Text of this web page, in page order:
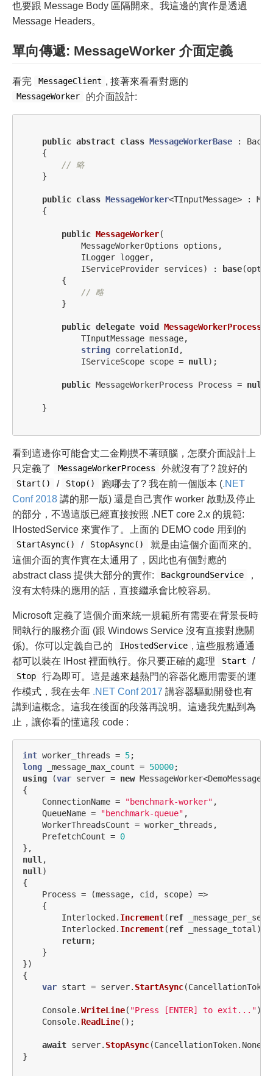
也要跟 Message Body 區隔開來。我這邊的實作是透過
Message Headers。
單向傳遞: MessageWorker 介面定義
看完 MessageClient , 接著來看看對應的
MessageWorker 的介面設計:
public abstract class MessageWorkerBase :
{
// 略
}
public class MessageWorker<TInputMessage> :
{
public MessageWorker(
MessageWorkerOptions
options ,
ILogger logger,
IServiceProvider services) : base(
{
// 略
}
public delegate void MessageWorkerProcess
TInputMessage message,
string correlationId,
IServiceScope scope = null );
public MessageWorkerProcess Process = null
}
看到這邊你可能會丈二金剛摸不著頭腦，怎麼介面設計上
只定義了
MessageWorkerProcess 外就沒有了? 說好的
Start() / Stop() 跑哪去了? 我在前一個版本 (.NET
Conf 2018 講的那一版) 還是自己實作 worker 啟動及停止
的部分，不過這版已經直接按照 .NET core 2.x 的規範:
IHostedService 來實作了。上面的 DEMO code 用到的
StartAsync() / StopAsync()
就是由這個介面而來的。
這個介面的實作實在太通用了，因此也有個對應的
abstract class 提供大部分的實作:
BackgroundService
，
沒有太特殊的應用的話，直接繼承會比較容易。
Microsoft 定義了這個介面來統一規範所有需要在背景長時
間執行的服務介面 (跟 Windows Service 沒有直接對應關
係)。你可以定義自己的
IHostedService , 這些服務通通
都可以裝在 IHost 裡面執行。你只要正確的處理
Start /
Stop
行為即可。這是越來越熱門的容器化應用需要的運
作模式，我在去年 .NET Conf 2017 講容器驅動開發也有
講到這概念。這我在後面的段落再說明。這邊我先點到為
止，讓你看的懂這段 code :
int worker_threads = 5;
long
_message_max_count = 50000;
using
(var server = new MessageWorker<DemoMessage
{
ConnectionName = "benchmark-worker" ,
QueueName = "benchmark-queue" ,
WorkerThreadsCount = worker_threads ,
PrefetchCount = 0
},
null ,
null )
{
Process = (message, cid, scope)
=>
{
Interlocked. Increment( ref
Interlocked. Increment( ref _message_total );
return;
}
})
{
var start = server. StartAsync(CancellationToken
Console.WriteLine( "Press [ENTER] to exit...");
Console.ReadLine();
await server. StopAsync(CancellationToken. None
}